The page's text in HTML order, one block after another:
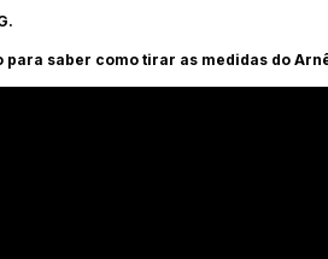
para saber como tirar as medidas do